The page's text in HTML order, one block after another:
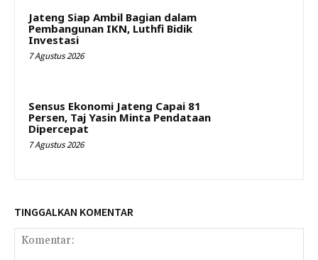
Jateng Siap Ambil Bagian dalam
Pembangunan IKN, Luthfi Bidik
Investasi
7 Agustus 2026
Sensus Ekonomi Jateng Capai 81
Persen, Taj Yasin Minta Pendataan
Dipercepat
7 Agustus 2026
TINGGALKAN KOMENTAR